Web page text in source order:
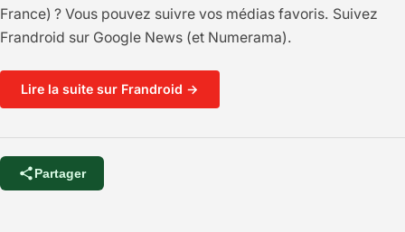
France) ? Vous pouvez suivre vos médias favoris. Suivez
Frandroid sur Google News (et Numerama).
Lire la suite sur Frandroid →
Partager